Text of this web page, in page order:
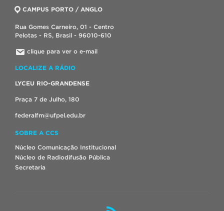
CAMPUS PORTO / ANGLO
Rua Gomes Carneiro, 01 - Centro
Pelotas - RS, Brasil - 96010-610
clique para ver o e-mail
LOCALIZE A RÁDIO
LYCEU RIO-GRANDENSE
Praça 7 de Julho, 180
federalfm@ufpel.edu.br
SOBRE A CCS
Núcleo Comunicação Institucional
Núcleo de Radiodifusão Pública
Secretaria